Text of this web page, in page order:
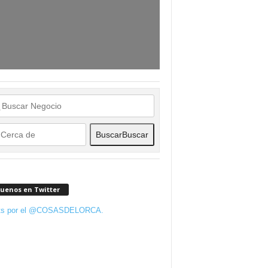
BuscarBuscar
en Twitter
por el @COSASDELORCA.